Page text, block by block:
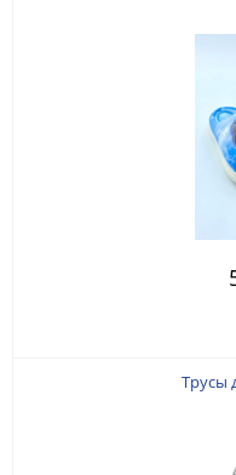
Трусы